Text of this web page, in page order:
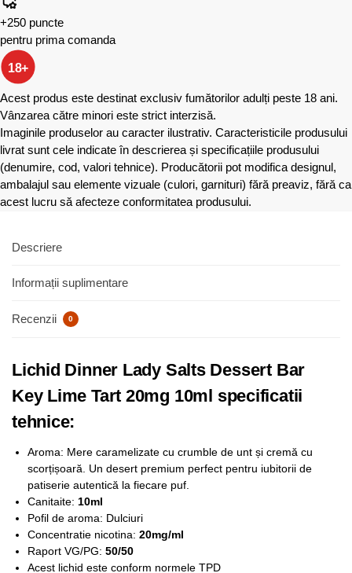
+250 puncte
pentru prima comanda
18+
Acest produs este destinat exclusiv fumătorilor adulți peste 18 ani.
Vânzarea către minori este strict interzisă.
Imaginile produselor au caracter ilustrativ. Caracteristicile produsului
livrat sunt cele indicate în descrierea și specificațiile produsului
(denumire, cod, valori tehnice). Producătorii pot modifica designul,
ambalajul sau elemente vizuale (culori, garnituri) fără preaviz, fără ca
acest lucru să afecteze conformitatea produsului.
Descriere
Informații suplimentare
Recenzii 0
Lichid Dinner Lady Salts Dessert Bar
Key Lime Tart 20mg 10ml specificatii
tehnice:
Aroma: Mere caramelizate cu crumble de unt și cremă cu
scorțișoară. Un desert premium perfect pentru iubitorii de
patiserie autentică la fiecare puf.
Canitaite: 10ml
Pofil de aroma: Dulciuri
Concentratie nicotina: 20mg/ml
Raport VG/PG: 50/50
Acest lichid este conform normele TPD